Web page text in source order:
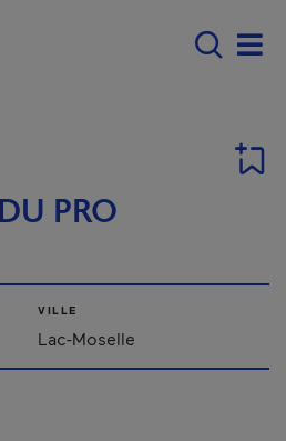
navigation -
PRO
VILLE
Lac-Moselle